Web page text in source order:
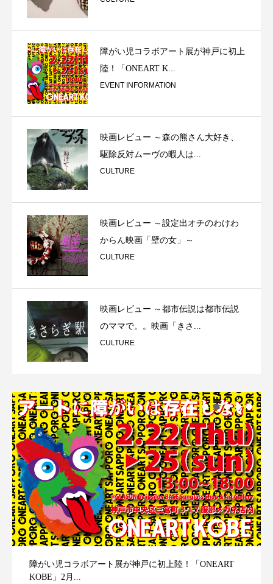
障がい児コラボアート展が神戸に初上
陸！「ONEART K...
EVENT INFORMATION
映画レビュー ～森の熊さん大好き、
駆除反対ムーヴの暇人は...
CULTURE
映画レビュー ～設定出オチのわけわ
からん映画「壁の女」～
CULTURE
映画レビュー ～都市伝説は都市伝説
のママで。。映画「きさ...
CULTURE
障がい児コラボアート展が神戸に初上陸！「ONEART
KOBE」2月...